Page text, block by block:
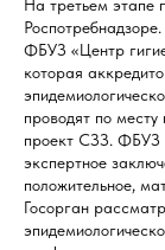
На третьем этапе
ФБУЗ «Центр
которая
проводят по
проект СЗЗ. ФБУЗ
экспертное
положительное,
Госорган